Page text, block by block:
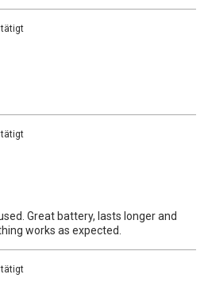
Great battery, lasts longer and
works as expected.